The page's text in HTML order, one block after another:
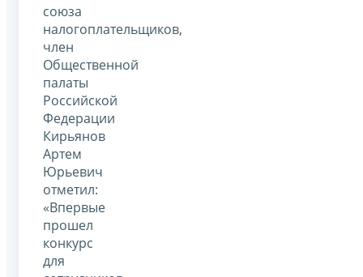
союза
налогоплательщиков,
член
Общественной
палаты
Российской
Федерации
Кирьянов
Артем
Юрьевич
отметил:
«Впервые
прошел
конкурс
для